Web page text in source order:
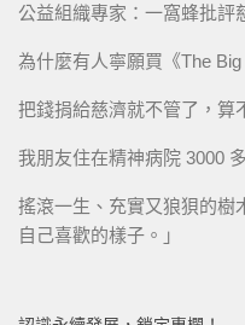
公益組織專家：一窩蜂批評
為什麼有人寧願買《The
把錢捐給慈濟就不管了，算
我朋友住在精神病院 3000
搖滾一生、充實又狼狽的樹
自己喜歡的樣子。」